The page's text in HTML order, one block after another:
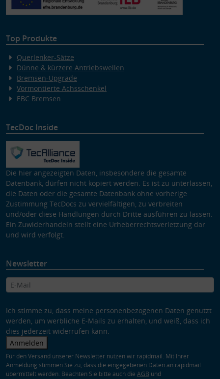
Top Produkte
Querlenker-Sätze
Dünne & kürzere Antriebswellen
Bremsen-Upgrade
Vormontierte Achsschenkel
EBC Bremsen
TecDoc Inside
Die hier angezeigten Daten, insbesondere die gesamte
Datenbank, dürfen nicht kopiert werden. Es ist zu unterlassen,
die Daten oder die gesamte Datenbank ohne vorherige
Zustimmung TecDocs zu vervielfältigen, zu verbreiten
und/oder diese Handlungen durch Dritte ausführen zu lassen.
Ein Zuwiderhandeln stellt eine Urheberrechtsverletzung dar
und wird verfolgt.
Newsletter
Ich stimme zu, dass meine personenbezogenen Daten genutzt
werden, um werbliche E-Mails zu erhalten, und weiß, dass ich
dies jederzeit widerrufen kann.
Anmelden
Für den Versand unserer Newsletter nutzen wir rapidmail. Mit Ihrer
Anmeldung stimmen Sie zu, dass die eingegebenen Daten an rapidmail
übermittelt werden. Beachten Sie bitte auch die AGB und